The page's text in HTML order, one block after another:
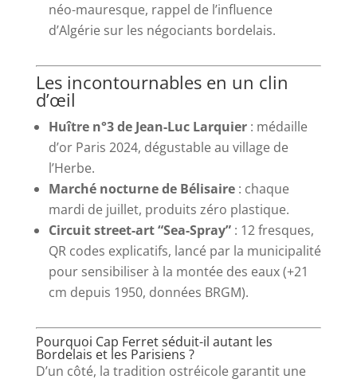
néo-mauresque, rappel de l’influence
d’Algérie sur les négociants bordelais.
Les incontournables en un clin
d’œil
Huître n°3 de Jean-Luc Larquier: médaille
d’or Paris 2024, dégustable au village de
l’Herbe.
Marché nocturne de Bélisaire: chaque
mardi de juillet, produits zéro plastique.
Circuit street-art “Sea-Spray”: 12 fresques,
QR codes explicatifs, lancé par la municipalité
pour sensibiliser à la montée des eaux (+21
cm depuis 1950, données BRGM).
Pourquoi Cap Ferret séduit-il autant les
Bordelais et les Parisiens ?
D’un côté, la tradition ostréicole garantit une